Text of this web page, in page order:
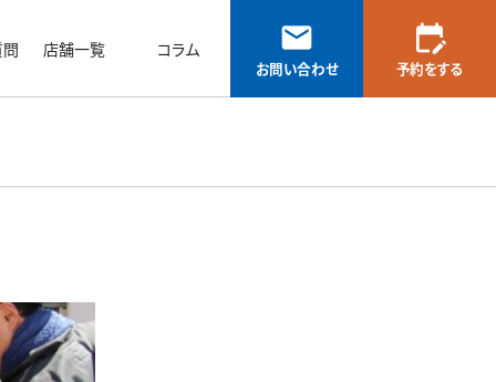
mail
お問い合わせ
edit_calendar
予約をする
問 店舗一覧 コラム